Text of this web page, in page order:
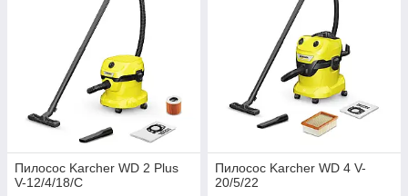
Пилосос Karcher WD 2 Plus
V-12/4/18/C
Пилосос Karcher WD 4 V-
20/5/22